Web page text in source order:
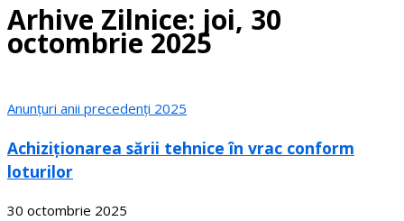
Arhive Zilnice: joi, 30
octombrie 2025
Anunțuri anii precedenți 2025
Achiziționarea sării tehnice în vrac conform
loturilor
30 octombrie 2025